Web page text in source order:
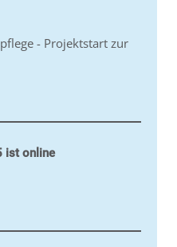
- Projektstart zur
ist online